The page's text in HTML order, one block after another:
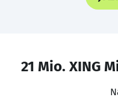
21 Mio. XING